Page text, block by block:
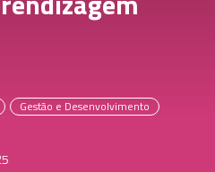
Gestão e Desenvolvimento